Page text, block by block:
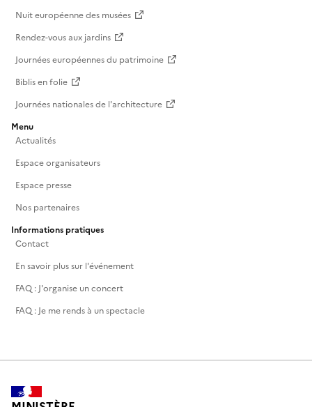
Nuit européenne des musées
Rendez-vous aux jardins
Journées européennes du patrimoine
Biblis en folie
Journées nationales de l'architecture
Menu
Actualités
Espace organisateurs
Espace presse
Nos partenaires
Informations pratiques
Contact
En savoir plus sur l'événement
FAQ : J'organise un concert
FAQ : Je me rends à un spectacle